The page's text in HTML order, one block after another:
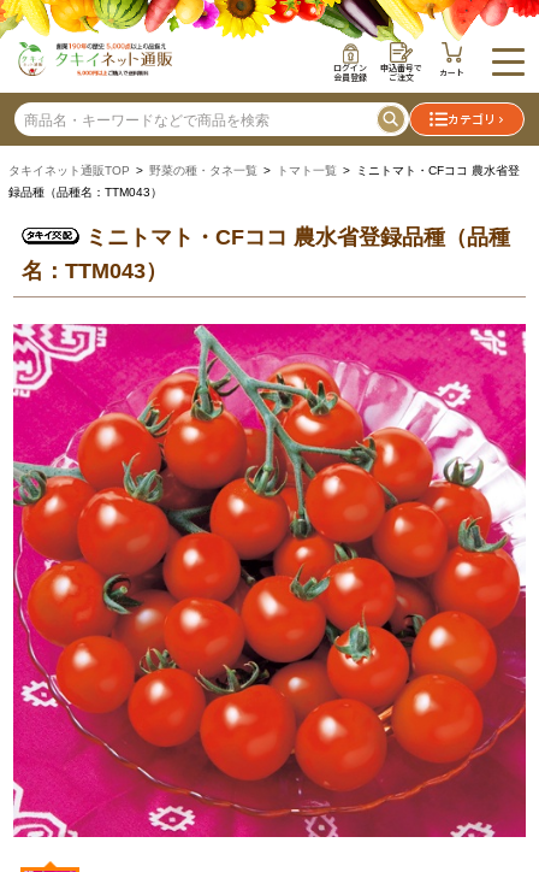
ログイン
会員登録
申込番号で
ご注文 カート
カテゴリ
タキイネット通販TOP > 野菜の種・タネ一覧 > トマト一覧 > ミニトマト・CFココ 農水省登
録品種（品種名：TTM043）
ミニトマト・CFココ 農水省登録品種（品種
名：TTM043）